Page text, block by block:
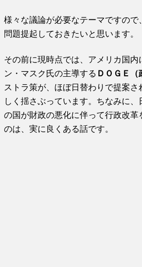
様々な議論が必要なテーマですので
問題提起しておきたいと思います。
その前に現時点では、アメリカ国内
ン・マスク氏の主導する ＤＯＧＥ
ストラ策が、ほぼ日替わりで提案さ
しく揺さぶっています。ちなみに、
の国が財政の悪化に伴って行政改革
のは、実に良くある話です。